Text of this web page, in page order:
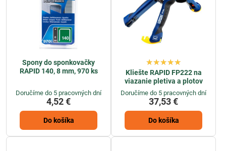
Spony do sponkovačky
RAPID 140, 8 mm, 970 ks
Doručíme do 5 pracovných dní
4,52 €
Do košíka
Kliešte RAPID FP222 na
viazanie pletiva a plotov
Doručíme do 5 pracovných dní
37,53 €
Do košíka